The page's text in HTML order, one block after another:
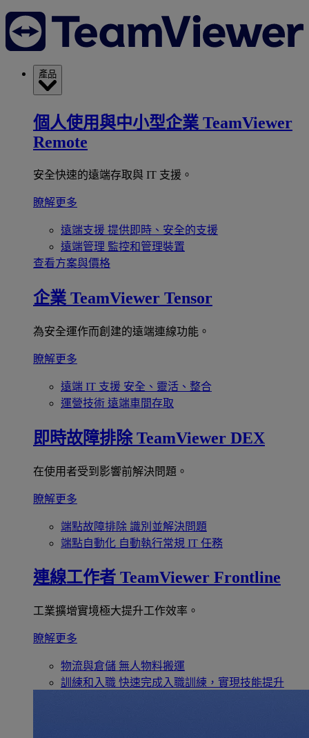
產品
個人使用與中小型企業 TeamViewer
Remote
安全快速的遠端存取與 IT 支援。
瞭解更多
遠端支援 提供即時、安全的支援
遠端管理 監控和管理裝置
查看方案與價格
企業 TeamViewer Tensor
為安全運作而創建的遠端連線功能。
瞭解更多
遠端 IT 支援 安全、靈活、整合
運營技術 遠端車間存取
即時故障排除 TeamViewer DEX
在使用者受到影響前解決問題。
瞭解更多
端點故障排除 識別並解決問題
端點自動化 自動執行常規 IT 任務
連線工作者 TeamViewer Frontline
工業擴增實境極大提升工作效率。
瞭解更多
物流與倉儲 無人物料搬運
訓練和入職 快速完成入職訓練，實現技能提升